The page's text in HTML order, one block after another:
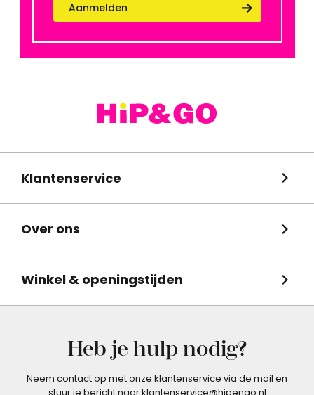
Aanmelden
Klantenservice
Over ons
Winkel & openingstijden
Heb je hulp nodig?
Neem contact op met onze klantenservice via de mail en
stuur je bericht naar klantenservice@hipengo.nl